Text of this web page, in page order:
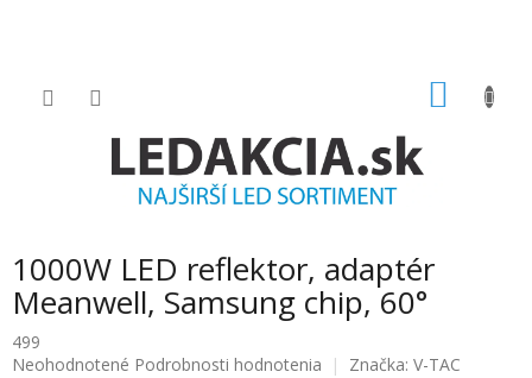
1000W LED reflektor, adaptér
Meanwell, Samsung chip, 60°
499
Priemerné
Neohodnotené Podrobnosti hodnotenia Značka: V-TAC